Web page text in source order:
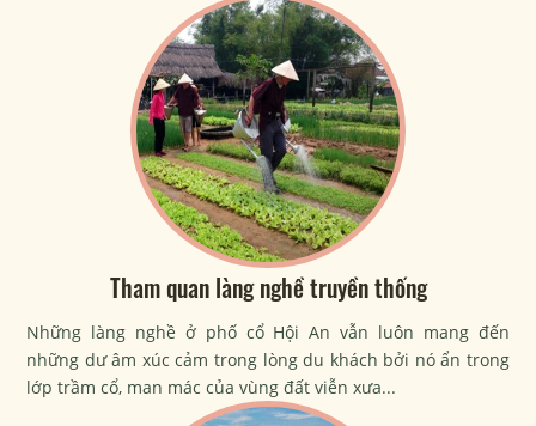
Tham quan làng nghề truyền thống
Những làng nghề ở phố cổ Hội An vẫn luôn mang đến
những dư âm xúc cảm trong lòng du khách bởi nó ẩn trong
lớp trầm cổ, man mác của vùng đất viễn xưa...